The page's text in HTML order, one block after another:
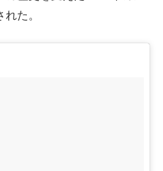
た。